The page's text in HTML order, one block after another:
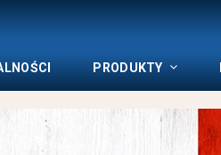
PRODUKTY